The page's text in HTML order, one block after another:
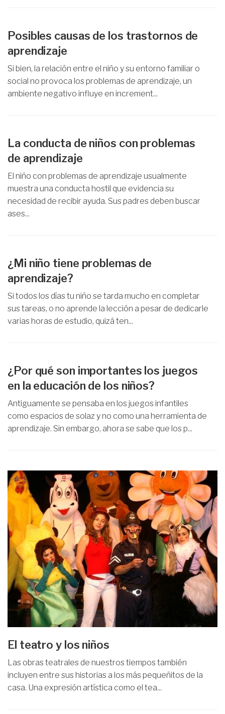
Posibles causas de los trastornos de
aprendizaje
Si bien, la relación entre el niño y su entorno familiar o
social no provoca los problemas de aprendizaje, un
ambiente negativo influye en increment...
La conducta de niños con problemas
de aprendizaje
El niño con problemas de aprendizaje usualmente
muestra una conducta hostil que evidencia su
necesidad de recibir ayuda. Sus padres deben buscar
ases...
¿Mi niño tiene problemas de
aprendizaje?
Si todos los días tu niño se tarda mucho en completar
sus tareas, o no aprende la lección a pesar de dedicarle
varias horas de estudio, quizá ten...
¿Por qué son importantes los juegos
en la educación de los niños?
Antiguamente se pensaba en los juegos infantiles
como espacios de solaz y no como una herramienta de
aprendizaje. Sin embargo, ahora se sabe que los p...
El teatro y los niños
Las obras teatrales de nuestros tiempos también
incluyen entre sus historias a los más pequeñitos de la
casa. Una expresión artística como el tea...